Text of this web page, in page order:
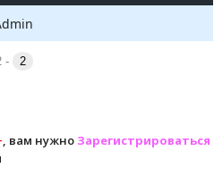
- 2
, вам нужно Зарегистрироваться